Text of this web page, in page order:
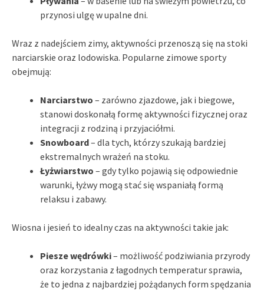
przynosi ulgę w upalne dni.
Wraz z nadejściem zimy, aktywności przenoszą się na stoki
narciarskie oraz lodowiska. Popularne zimowe sporty
obejmują:
Narciarstwo – zarówno zjazdowe, jak i biegowe,
stanowi doskonałą formę aktywności fizycznej oraz
integracji z rodziną i przyjaciółmi.
Snowboard– dla tych, którzy szukają bardziej
ekstremalnych wrażeń na stoku.
Łyżwiarstwo – gdy tylko pojawią się odpowiednie
warunki, łyżwy mogą stać się wspaniałą formą
relaksu i zabawy.
Wiosna i jesień to idealny czas na aktywności takie jak:
Piesze wędrówki– możliwość podziwiania przyrody
oraz korzystania z łagodnych temperatur sprawia,
że to jedna z najbardziej pożądanych form spędzania